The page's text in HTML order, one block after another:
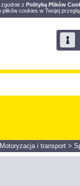
z Polityką Plików
cookies w Twojej
Motoryzacja i transport >